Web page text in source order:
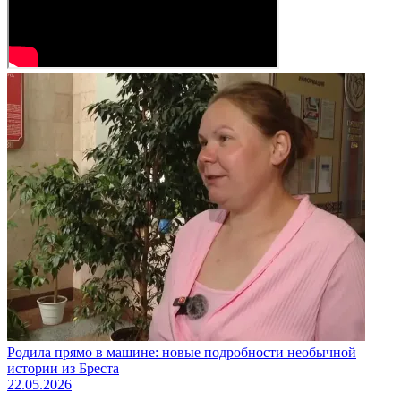
Родила прямо в машине: новые подробности необычной
истории из Бреста
22.05.2026